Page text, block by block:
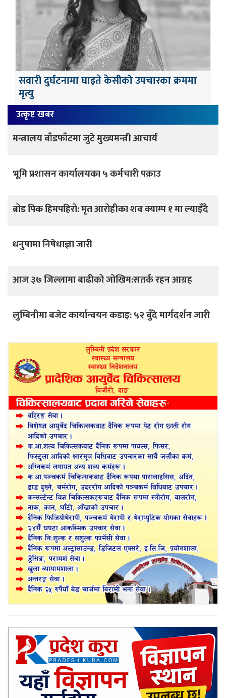
सवारी दुर्घटनामा घाइते केसीको उपचारका क्रममा
मृत्यु
उत्कृष्ट खबर
मन्त्रालय बाँडफाँटमा जुटे मुख्यमन्त्री आचार्य
भूमि प्रशासन कार्यालयका ५ कर्मचारी पक्राउ
ब्रोड पिक हिमपहिरो: मृत आरोहीका शव क्याम्प १ मा ल्याइँदै
धनुषामा निषेधाज्ञा जारी
आज ३७ जिल्लामा बाढीको जोखिम:सतर्क रहन आग्रह
लुम्बिनीमा बजेट कार्यान्वयन कडाइ: ५२ बुँदे मार्गदर्शन जारी